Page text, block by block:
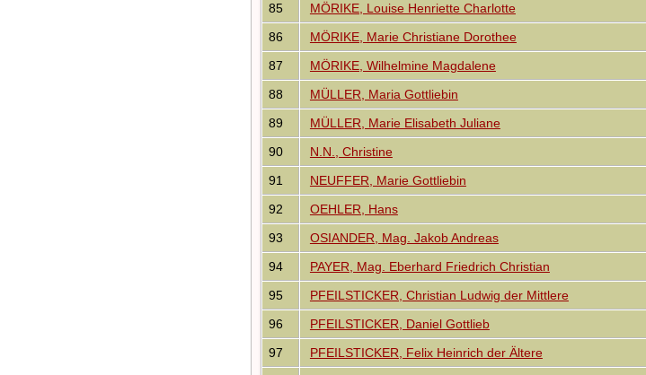
85
MÖRIKE, Louise Henriette Charlotte
86
MÖRIKE, Marie Christiane Dorothee
87
MÖRIKE, Wilhelmine Magdalene
88
MÜLLER, Maria Gottliebin
89
MÜLLER, Marie Elisabeth Juliane
90
N.N., Christine
91
NEUFFER, Marie Gottliebin
92
OEHLER, Hans
93
OSIANDER, Mag. Jakob Andreas
94
PAYER, Mag. Eberhard Friedrich Christian
95
PFEILSTICKER, Christian Ludwig der Mittlere
96
PFEILSTICKER, Daniel Gottlieb
97
PFEILSTICKER, Felix Heinrich der Ältere